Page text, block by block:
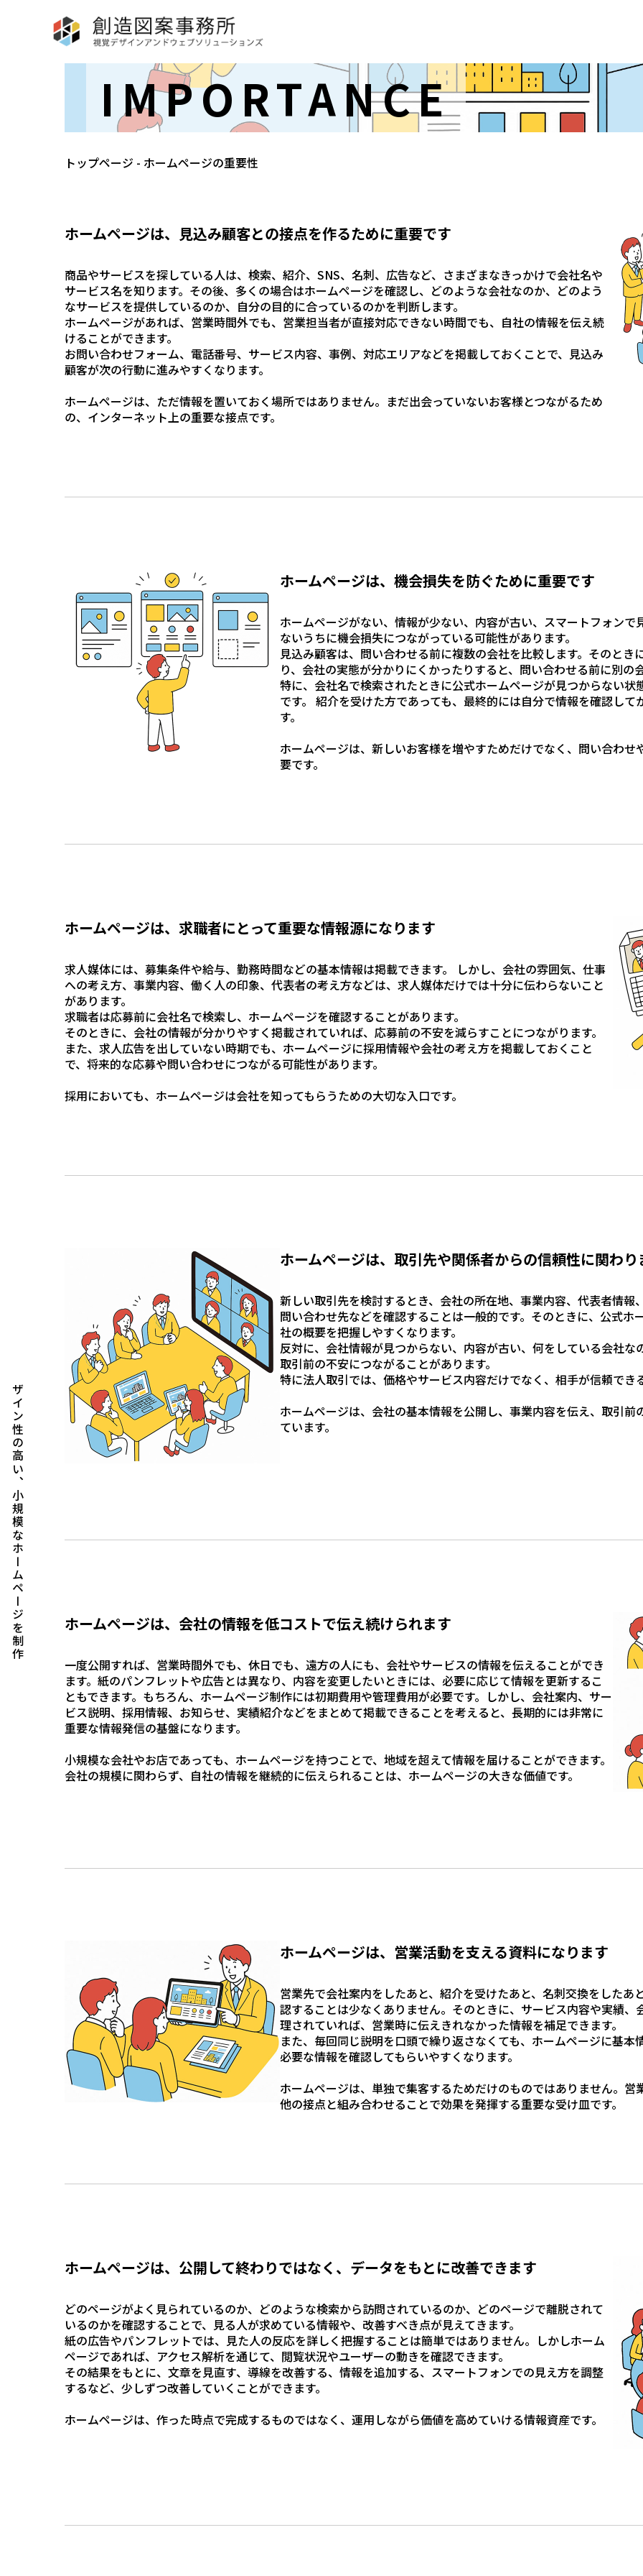
デザイン性の高い、小規模なホームページを制作
IMPORTANCE
トップページ - ホームページの重要性
ホームページは、見込み顧客との接点を作るために重要です
商品やサービスを探している人は、検索、紹介、SNS、名刺、広告など、さまざまなきっかけで会社名や
サービス名を知ります。その後、多くの場合はホームページを確認し、どのような会社なのか、どのよう
なサービスを提供しているのか、自分の目的に合っているのかを判断します。
ホームページがあれば、営業時間外でも、営業担当者が直接対応できない時間でも、自社の情報を伝え続
けることができます。
お問い合わせフォーム、電話番号、サービス内容、事例、対応エリアなどを掲載しておくことで、見込み
顧客が次の行動に進みやすくなります。
ホームページは、ただ情報を置いておく場所ではありません。まだ出会っていないお客様とつながるため
の、インターネット上の重要な接点です。
ホームページは、機会損失を防ぐために重要です
ホームページがない、情報が少ない、内容が古い、スマートフォン
ないうちに機会損失につながっている可能性があります。
見込み顧客は、問い合わせる前に複数の会社を比較します。そのとき
り、会社の実態が分かりにくかったりすると、問い合わせる前に別の
特に、会社名で検索されたときに公式ホームページが見つからない
です。 紹介を受けた方であっても、最終的には自分で情報を確認し
す。
ホームページは、新しいお客様を増やすためだけでなく、問い合わ
要です。
ホームページは、求職者にとって重要な情報源になります
求人媒体には、募集条件や給与、勤務時間などの基本情報は掲載できます。 しかし、会社の雰囲気、仕事
への考え方、事業内容、働く人の印象、代表者の考え方などは、求人媒体だけでは十分に伝わらないこと
があります。
求職者は応募前に会社名で検索し、ホームページを確認することがあります。
そのときに、会社の情報が分かりやすく掲載されていれば、応募前の不安を減らすことにつながります。
また、求人広告を出していない時期でも、ホームページに採用情報や会社の考え方を掲載しておくこと
で、将来的な応募や問い合わせにつながる可能性があります。
採用においても、ホームページは会社を知ってもらうための大切な入口です。
ホームページは、取引先や関係者からの信頼性に関わり
新しい取引先を検討するとき、会社の所在地、事業内容、代表者情報
問い合わせ先などを確認することは一般的です。そのときに、公式ホ
社の概要を把握しやすくなります。
反対に、会社情報が見つからない、内容が古い、何をしている会社
取引前の不安につながることがあります。
特に法人取引では、価格やサービス内容だけでなく、相手が信頼でき
ホームページは、会社の基本情報を公開し、事業内容を伝え、取引
ています。
ホームページは、会社の情報を低コストで伝え続けられます
一度公開すれば、営業時間外でも、休日でも、遠方の人にも、会社やサービスの情報を伝えることができ
ます。紙のパンフレットや広告とは異なり、内容を変更したいときには、必要に応じて情報を更新するこ
ともできます。もちろん、ホームページ制作には初期費用や管理費用が必要です。しかし、会社案内、サー
ビス説明、採用情報、お知らせ、実績紹介などをまとめて掲載できることを考えると、長期的には非常に
重要な情報発信の基盤になります。
小規模な会社やお店であっても、ホームページを持つことで、地域を超えて情報を届けることができます。
会社の規模に関わらず、自社の情報を継続的に伝えられることは、ホームページの大きな価値です。
ホームページは、営業活動を支える資料になります
営業先で会社案内をしたあと、紹介を受けたあと、名刺交換をしたあ
認することは少なくありません。そのときに、サービス内容や実績
理されていれば、営業時に伝えきれなかった情報を補足できます。
また、毎回同じ説明を口頭で繰り返さなくても、ホームページに基本
必要な情報を確認してもらいやすくなります。
ホームページは、単独で集客するためだけのものではありません。営
他の接点と組み合わせることで効果を発揮する重要な受け皿です。
ホームページは、公開して終わりではなく、データをもとに改善できます
どのページがよく見られているのか、どのような検索から訪問されているのか、どのページで離脱されて
いるのかを確認することで、見る人が求めている情報や、改善すべき点が見えてきます。
紙の広告やパンフレットでは、見た人の反応を詳しく把握することは簡単ではありません。しかしホーム
ページであれば、アクセス解析を通じて、閲覧状況やユーザーの動きを確認できます。
その結果をもとに、文章を見直す、導線を改善する、情報を追加する、スマートフォンでの見え方を調整
するなど、少しずつ改善していくことができます。
ホームページは、作った時点で完成するものではなく、運用しながら価値を高めていける情報資産です。